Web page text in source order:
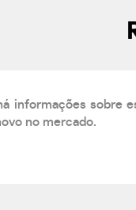
informações sobre
no mercado.